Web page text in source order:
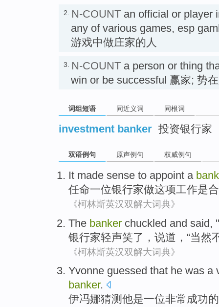
2. N-COUNT an official or player
any of various games, esp
游戏中做庄家的人
3. N-COUNT a person or thing
win or be successful 赢家; 势
词组短语 同近义词 同根词
investment banker 投资银行家
双语例句 原声例句 权威例句
It made sense to appoint a
任命一位银行家做这项工作是
《柯林斯英汉双解大词典》
The banker chuckled and said, "
银行家轻声笑了 ， 说道 ，“当然
《柯林斯英汉双解大词典》
Yvonne guessed that he was a
banker.
伊冯娜猜测 他是一位非常 成功的